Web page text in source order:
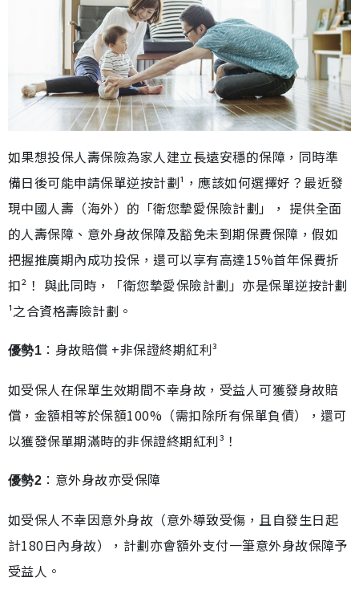
如果想投保人壽保險為家人建立長遠安穩的保障，同時準
備日後可能申請保單逆按計劃¹，應該如何選擇好？最近發
現中國人壽（海外）的「衛您摯愛保險計劃」， 提供全面
的人壽保障、意外身故保障及豁免未到期保費保障，假如
把握推廣期內成功投保，還可以享有高達15%首年保費折
扣²！ 與此同時，「衛您摯愛保險計劃」亦是保單逆按計劃
¹之合資格壽險計劃。
優勢1 ：身故賠償 +非保證終期紅利³
如受保人在保單生效期間不幸身故，受益人可獲發身故賠
償，金額相等於保額100%（需扣除所有保單負債），還可
以獲發保單期滿時的非保證終期紅利³！
優勢2 ：意外身故亦受保障
如受保人不幸因意外身故（意外導致受傷，且自發生日起
計180日內身故），計劃亦會額外支付一筆意外身故保障予
受益人。